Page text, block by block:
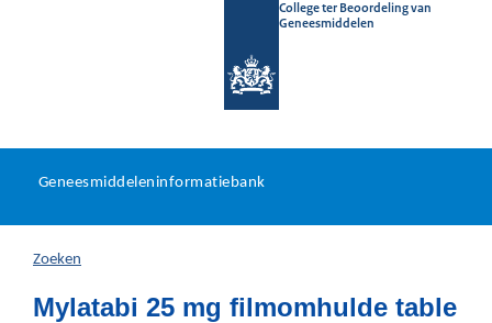
College ter Beoordeling van
Geneesmiddelen
U
hier:
Geneesmiddeleninformatiebank
Zoeken
Mylatabi 25 mg filmomhulde table